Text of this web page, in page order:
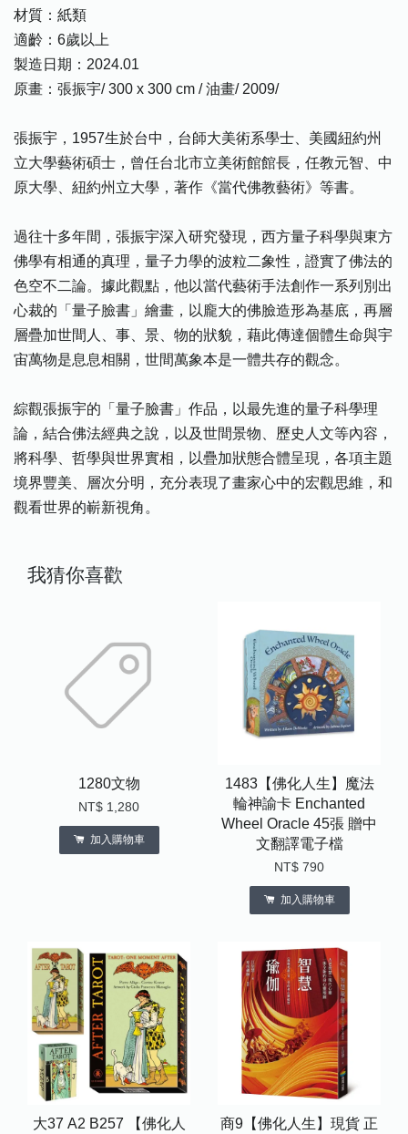
材質：紙類
適齡：6歲以上
製造日期：2024.01
原畫：張振宇/ 300 x 300 cm / 油畫/ 2009/
張振宇，1957生於台中，台師大美術系學士、美國紐約州
立大學藝術碩士，曾任台北市立美術館館長，任教元智、中
原大學、紐約州立大學，著作《當代佛教藝術》等書。
過往十多年間，張振宇深入研究發現，西方量子科學與東方
佛學有相通的真理，量子力學的波粒二象性，證實了佛法的
色空不二論。據此觀點，他以當代藝術手法創作一系列別出
心裁的「量子臉書」繪畫，以龐大的佛臉造形為基底，再層
層疊加世間人、事、景、物的狀貌，藉此傳達個體生命與宇
宙萬物是息息相關，世間萬象本是一體共存的觀念。
綜觀張振宇的「量子臉書」作品，以最先進的量子科學理
論，結合佛法經典之說，以及世間景物、歷史人文等內容，
將科學、哲學與世界實相，以疊加狀態合體呈現，各項主題
境界豐美、層次分明，充分表現了畫家心中的宏觀思維，和
觀看世界的嶄新視角。
我猜你喜歡
1280文物
NT$ 1,280
加入購物車
1483【佛化人生】魔法
輪神諭卡 Enchanted
Wheel Oracle 45張 贈中
文翻譯電子檔
NT$ 790
加入購物車
大37 A2 B257 【佛化人
商9【佛化人生】現貨 正